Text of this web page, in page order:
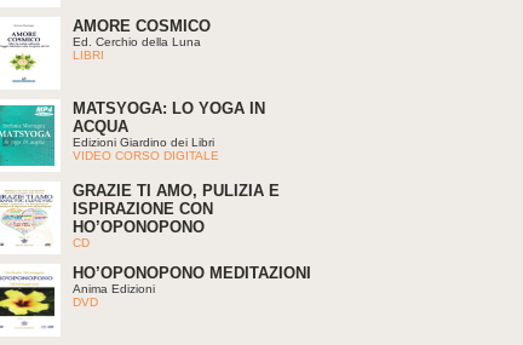
AMORE COSMICO
Ed. Cerchio della Luna
LIBRI
MATSYOGA: LO YOGA IN
ACQUA
Edizioni Giardino dei Libri
VIDEO CORSO DIGITALE
GRAZIE TI AMO, PULIZIA E
ISPIRAZIONE CON
HO’OPONOPONO
CD
HO’OPONOPONO MEDITAZIONI
Anima Edizioni
DVD